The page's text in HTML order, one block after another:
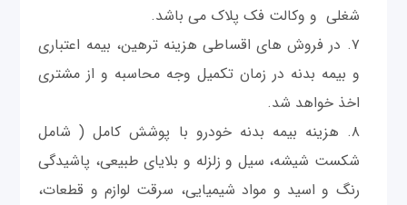
شغلی و وکالت فک پلاک می باشد.
در فروش های اقساطی هزینه ترهین، بیمه اعتباری
و بیمه بدنه در زمان تکمیل وجه محاسبه و از مشتری
اخذ خواهد شد.
هزینه بیمه بدنه خودرو با پوشش کامل ( شامل
شکست شیشه، سیل و زلزله و بلایای طبیعی، پاشیدگی
رنگ و اسید و مواد شیمیایی، سرقت لوازم و قطعات،